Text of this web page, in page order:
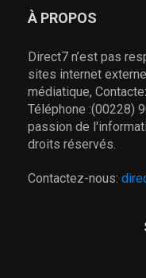
À PROPOS
Direct7 n’est pas
sites internet
médiatique,
Téléphone :(00228)
passion de
droits réservés.
Contactez-nous: